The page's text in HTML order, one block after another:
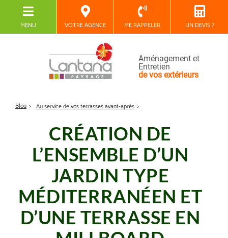
MENU VOTRE AGENCE ME RAPPELER UN DEVIS ?
Aménagement et
Entretien
de vos extérieurs
Blog Au service de vos terrasses avant-après
CRÉATION DE
L’ENSEMBLE D’UN
JARDIN TYPE
MÉDITERRANÉEN ET
D’UNE TERRASSE EN